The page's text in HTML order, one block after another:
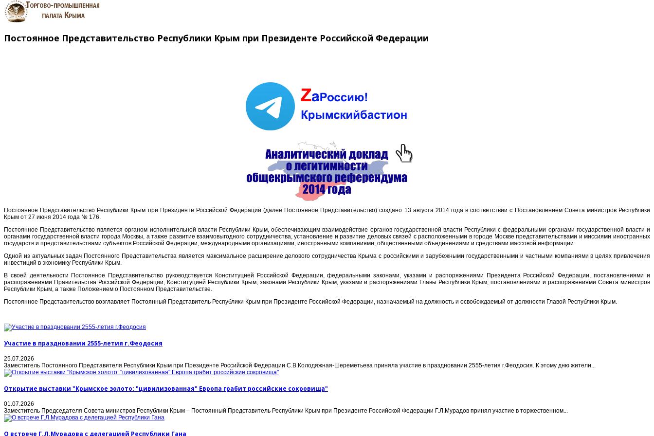
Постоянное Представительство Республики Крым при Президенте Российской Федерации
Постоянное Представительство Республики Крым при Президенте Российской Федерации (далее Постоянное Представительство) создано 13 августа 2014 года в соответствии с Постановлением Совета министров Республики
Крым от 27 июня 2014 года № 176.
Постоянное Представительство является органом исполнительной власти Республики Крым, обеспечивающим взаимодействие органов государственной власти Республики с федеральными органами государственной власти и
органами государственной власти города Москвы, а также развитие взаимовыгодного сотрудничества, установление и развитие деловых связей с расположенными в городе Москве представительствами и миссиями иностранных
государств и представительствами субъектов Российской Федерации, международными организациями, иностранными компаниями, общественными объединениями и средствами массовой информации.
Одной из актуальных задач Постоянного Представительства является максимальное расширение делового сотрудничества Крыма с российскими и зарубежными государственными и частными компаниями в целях привлечения
инвестиций в экономику Республики Крым.
В своей деятельности Постоянное Представительство руководствуется Конституцией Российской Федерации, федеральными законами, указами и распоряжениями Президента Российской Федерации, постановлениями и
распоряжениями Правительства Российской Федерации, Конституцией Республики Крым, законами Республики Крым, указами и распоряжениями Главы Республики Крым, постановлениями и распоряжениями Совета министров
Республики Крым, а также Положением о Постоянном Представительстве.
Постоянное Представительство возглавляет Постоянный Представитель Республики Крым при Президенте Российской Федерации, назначаемый на должность и освобождаемый от должности Главой Республики Крым.
Участие в праздновании 2555-летия г.Феодосия
25.07.2026
Заместитель Постоянного Представителя Республики Крым при Президенте Российской Федерации С.В.Колодяжная-Шереметьева приняла участие в праздновании 2555-летия г.Феодосия. К этому дню жители...
Открытие выставки "Крымское золото: "цивилизованная" Европа грабит российские сокровища"
01.07.2026
Заместитель Председателя Совета министров Республики Крым – Постоянный Представитель Республики Крым при Президенте Российской Федерации Г.Л.Мурадов принял участие в торжественном...
О встрече Г.Л.Мурадова с делегацией Республики Гана